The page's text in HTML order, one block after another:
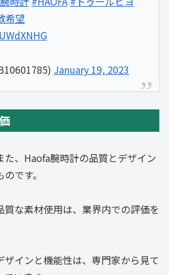
希望
January 19, 2023
、Haofa腕時計の品質とデザイン
です。
質な素材使用は、業界内での評価を
ザインと機能性は、専門家から見て